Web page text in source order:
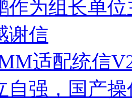
作为组长单
谢信
适配统信
自强，国产